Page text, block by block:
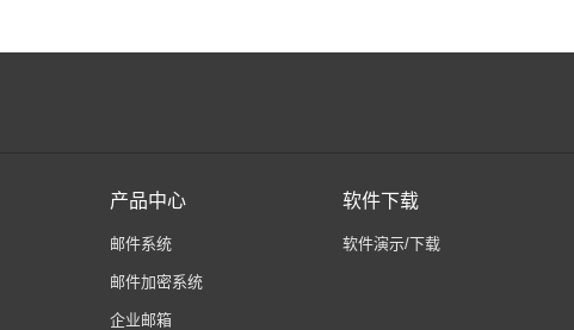
产品中心
邮件系统
邮件加密系统
企业邮箱
软件下载
软件演示/下载